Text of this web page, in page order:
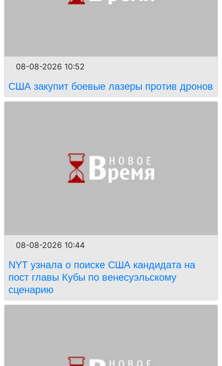
08-08-2026 10:52
США закупит боевые лазеры против дронов
08-08-2026 10:44
NYT узнала о поиске США кандидата на
пост главы Кубы по венесуэльскому
сценарию